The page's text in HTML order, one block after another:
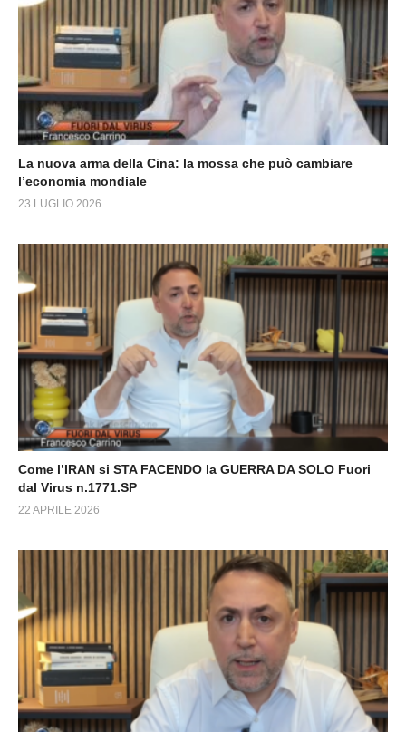
La nuova arma della Cina: la mossa che può cambiare
l’economia mondiale
23 LUGLIO 2026
Come l’IRAN si STA FACENDO la GUERRA DA SOLO Fuori
dal Virus n.1771.SP
22 APRILE 2026